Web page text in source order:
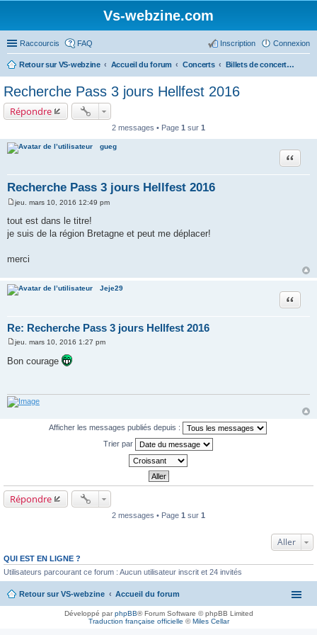
Vs-webzine.com
Raccourcis FAQ Connexion
Inscription
Retour sur VS-webzine Accueil du forum Concerts Billets de concerts et Covoiturages, Infos générales sur les concerts
Recherche Pass 3 jours Hellfest 2016
Répondre
2 messages • Page 1 sur 1
gueg
Recherche Pass 3 jours Hellfest 2016
Citer
M
s
s
e
jeu. mars 10, 2016 12:49 pm
tout est dans le titre!
je suis de la région Bretagne et peut me déplacer!
merci
Jeje29
Re: Recherche Pass 3 jours Hellfest 2016
Citer
M
s
e
jeu. mars 10, 2016 1:27 pm
Bon courage
Afficher les messages publiés depuis :
Trier par
Répondre
2 messages • Page 1 sur 1
Aller
QUI EST EN LIGNE ?
Utilisateurs parcourant ce forum : Aucun utilisateur inscrit et 24 invités
Retour sur VS-webzine Accueil du forum
Développé parphpBB® Forum Software © phpBB Limited
Traduction française officielle ©Miles Cellar